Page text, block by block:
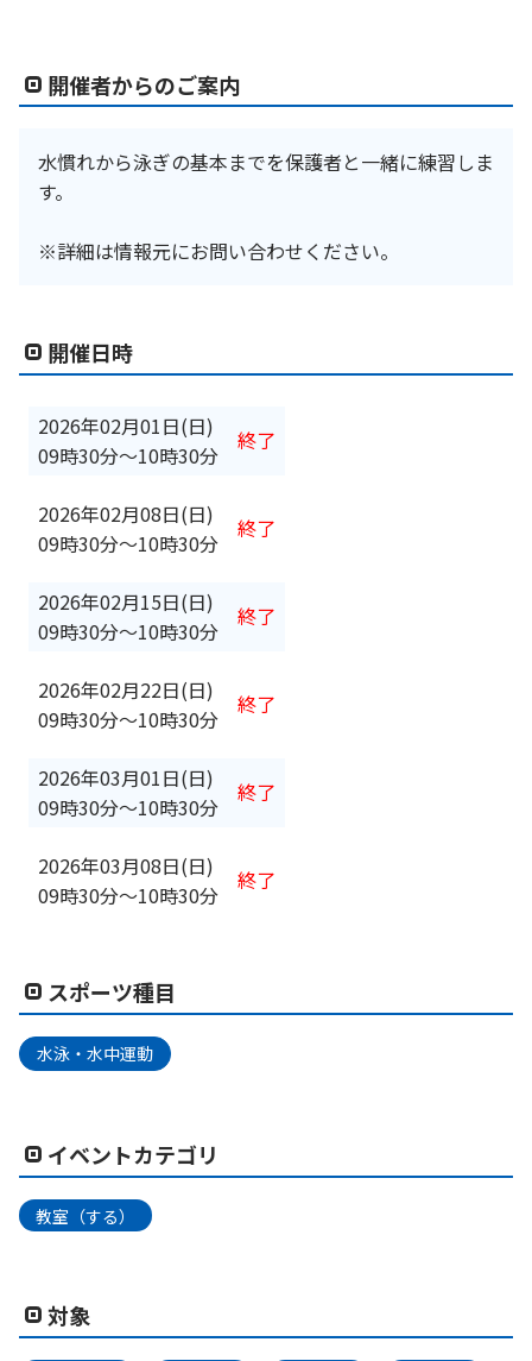
開催者からのご案内
水慣れから泳ぎの基本までを保護者と一緒に練習しま
す。
※詳細は情報元にお問い合わせください。
開催日時
2026年02月01日(日)
09時30分〜10時30分
終了
2026年02月08日(日)
09時30分〜10時30分
終了
2026年02月15日(日)
09時30分〜10時30分
終了
2026年02月22日(日)
09時30分〜10時30分
終了
2026年03月01日(日)
09時30分〜10時30分
終了
2026年03月08日(日)
09時30分〜10時30分
終了
スポーツ種目
水泳・水中運動
イベントカテゴリ
教室（する）
対象